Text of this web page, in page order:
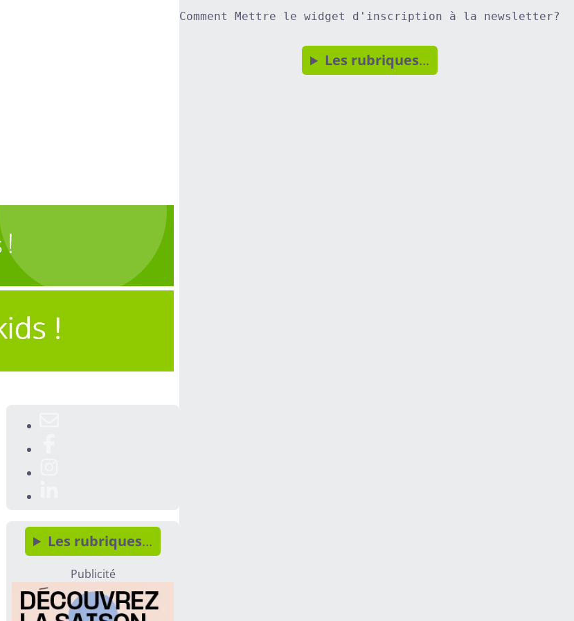
Les rubriques...
Publicité
Comment Mettre le widget d'inscription à la newsletter?
Les rubriques...